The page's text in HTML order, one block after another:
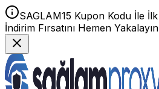
SAGLAM15 Kupon Kodu İle
İndirim Fırsatını Hemen